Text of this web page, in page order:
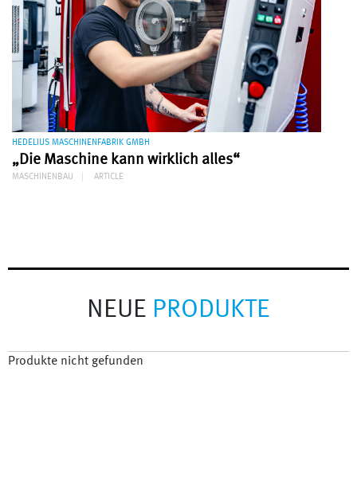
HEDELIUS MASCHINENFABRIK GMBH
„Die Maschine kann wirklich alles“
MASCHINENBAU ARTICLE
NEUE PRODUKTE
Produkte nicht gefunden